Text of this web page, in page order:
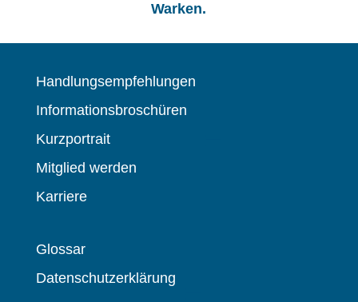
Warken.
Handlungsempfehlungen
Informationsbroschüren
Kurzportrait
Mitglied werden
Karriere
Glossar
Datenschutzerklärung